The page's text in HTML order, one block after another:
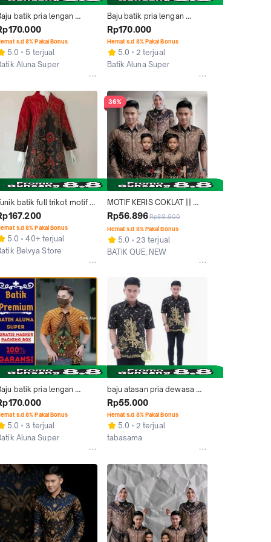
batik pria lengan
modern jumbo slim
aluna keris tulis
s.d 8% Pakai Bonus
5.0
5 terjual
Aluna Super
Baju batik pria lengan
pendek modern aluna keris
danarhadi katun asli
Rp170.000
Hemat s.d 8% Pakai Bonus
5.0
2 terjual
Batik Aluna Super
batik full trikot motif
merah / Batik Belvya /
solo / batik sragen /
batik / dress batik /
batik / batik madu /
kemeja batik / baju batik /
kanaya / batik ossy /
semar / batik keris
s.d 8% Pakai Bonus
5.0
40+ terjual
Belvya Store
36%
MOTIF KERIS COKLAT ||
BAJU BATIK COUPLE
KELUARGA || COUPLE AYAH
IBU DAN ANAK LAKI-LAKI ||
COUPLE BATIK PASANGAN
SUAMI ISTRI
Rp56.896Rp88.900
Hemat s.d 8% Pakai Bonus
5.0
23 terjual
BATIK QUE_NEW
batik pria lengan
mewah prabuseno
keris original
s.d 8% Pakai Bonus
5.0
3 terjual
Aluna Super
baju atasan pria dewasa
batik prada motif keris
Rp55.000
Hemat s.d 8% Pakai Bonus
5.0
2 terjual
tabasama